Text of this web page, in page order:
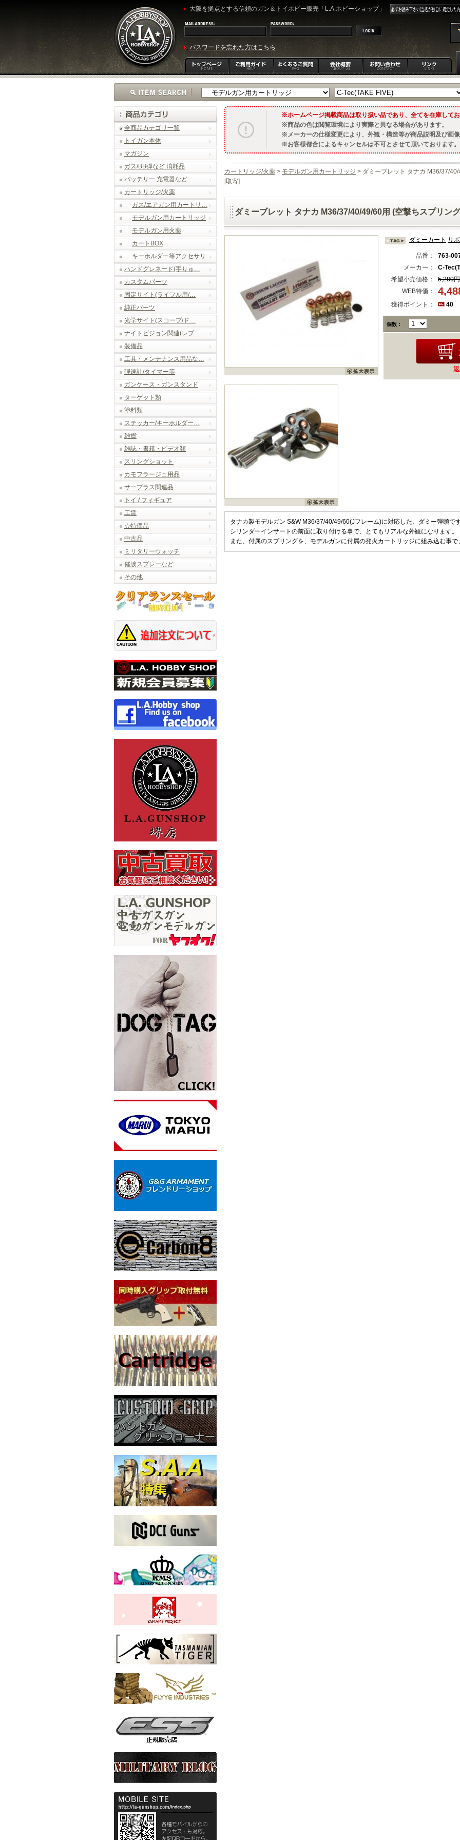
大阪を拠点とする信頼のガン＆トイホビー販売「L.A.ホビーショップ」
パスワードを忘れた方はこちら
全商品カテゴリ一覧
トイガン本体
マガジン
ガス/BB弾など 消耗品
バッテリー 充電器など
カートリッジ/火薬
ガス/エアガン用カートリ…
モデルガン用カートリッジ
モデルガン用火薬
カートBOX
キーホルダー等アクセサリ…
ハンドグレネード(手りゅ…
カスタムパーツ
固定サイト(ライフル用/…
純正パーツ
光学サイト(スコープ/ド…
ナイトビジョン関連(レプ…
装備品
工具・メンテナンス用品な…
弾速計/タイマー等
ガンケース・ガンスタンド
ターゲット類
塗料類
ステッカー/キーホルダー…
雑貨
雑誌・書籍・ビデオ類
スリングショット
カモフラージュ用品
サープラス関連品
トイ / フィギュア
工賃
☆特価品
中古品
ミリタリーウォッチ
催涙スプレーなど
その他
ホームページ掲載商品は取り扱い品であり、全てを在庫してお
商品の色は閲覧環境により実際と異なる場合があります。
メーカーの仕様変更により、外観・構造等が商品説明及び画
お客様都合によるキャンセルは不可とさせて頂いております。
カートリッジ/火薬 > モデルガン用カートリッジ > ダミーブレット タナカ M36/37/
[取寄]
ダミーブレット タナカ M36/37/40/49/60用 (空撃ちスプリン
ダミーカート リ
品番：
763-
メーカー：
C-
希望小売価格：
5,280円
WEB特価：
獲得ポイント：
40
個数：
タナカ製モデルガン S&W M36/37/40/49/60(Jフレーム)に対応した、ダミー弾頭です
シリンダーインサートの前面に取り付ける事で、とてもリアルな外観になります。
また、付属のスプリングを、モデルガンに付属の発火カートリッジに組み込む事で